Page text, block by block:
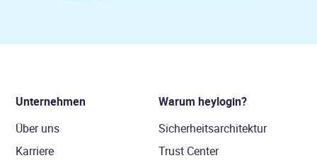
Unternehmen
Über uns
Karriere
Warum heylogin?
Sicherheitsarchitektur
Trust Center